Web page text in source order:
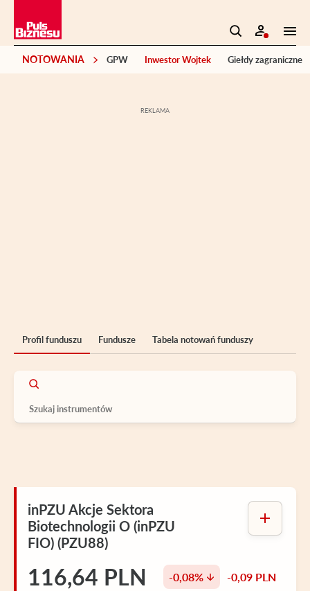
NOTOWANIA GPW Inwestor Wojtek Giełdy zagraniczne
Profil funduszu Fundusze Tabela notowań funduszy
inPZU Akcje Sektora
Biotechnologii O (inPZU
FIO) (PZU88)
116,64 PLN -0,08% -0,09 PLN